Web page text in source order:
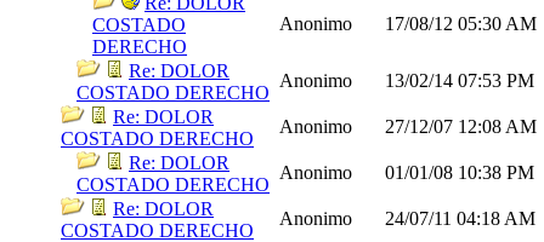
COSTADO
DERECHO
Anonimo 17/08/12 05:30 AM
Re: DOLOR
COSTADO DERECHO
Anonimo 13/02/14 07:53 PM
Re: DOLOR
COSTADO DERECHO
Anonimo 27/12/07 12:08 AM
Re: DOLOR
COSTADO DERECHO
Anonimo 01/01/08 10:38 PM
Re: DOLOR
COSTADO DERECHO
Anonimo 24/07/11 04:18 AM